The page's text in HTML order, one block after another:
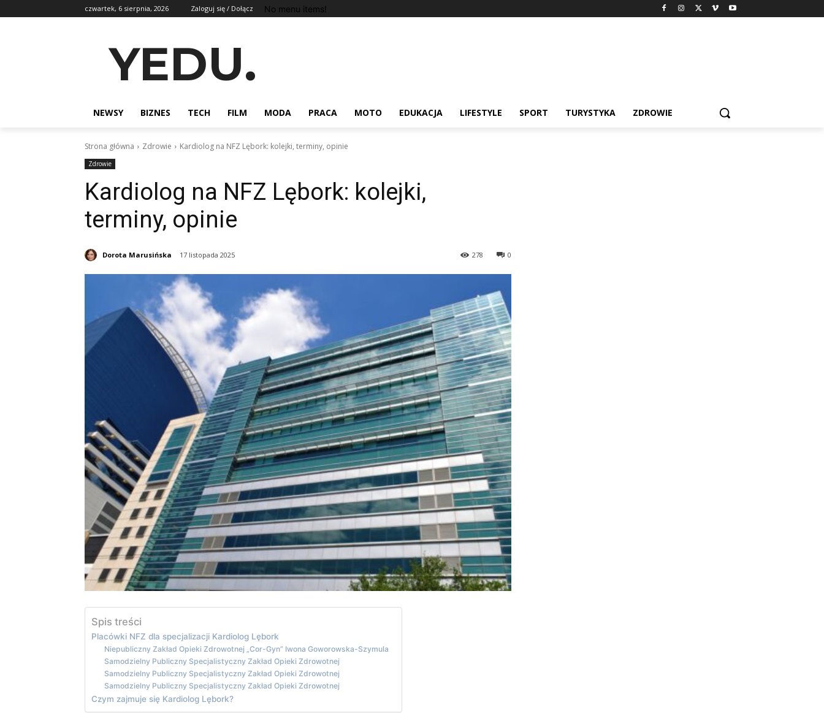
czwartek, 6 sierpnia, 2026 Zaloguj się / Dołącz No menu items!
YEDU.
NEWSY BIZNES TECH FILM MODA PRACA MOTO EDUKACJA LIFESTYLE SPORT TURYSTYKA ZDROWIE
Strona główna Zdrowie Kardiolog na NFZ Lębork: kolejki, terminy, opinie
Zdrowie
Kardiolog na NFZ Lębork: kolejki,
terminy, opinie
Dorota Marusińska 17 listopada 2025 0
278
Spis treści
Placówki NFZ dla specjalizacji Kardiolog Lębork
Niepubliczny Zakład Opieki Zdrowotnej „Cor-Gyn” Iwona Goworowska-Szymula
Samodzielny Publiczny Specjalistyczny Zakład Opieki Zdrowotnej
Samodzielny Publiczny Specjalistyczny Zakład Opieki Zdrowotnej
Samodzielny Publiczny Specjalistyczny Zakład Opieki Zdrowotnej
Czym zajmuje się Kardiolog Lębork?